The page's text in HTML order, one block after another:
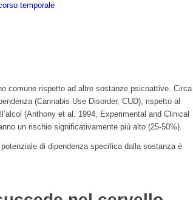
temporale
comune rispetto ad altre sostanze psicoattive. Circa
(Cannabis Use Disorder, CUD), rispetto al
(Anthony et al. 1994, Experimental and Clinical
un rischio significativamente più alto (25-50%).
di dipendenza specifica dalla sostanza è